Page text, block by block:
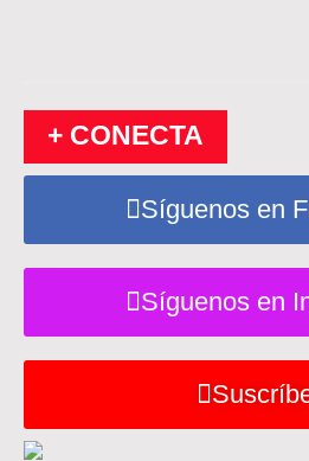
+ CONECTA
Síguenos en
Síguenos en